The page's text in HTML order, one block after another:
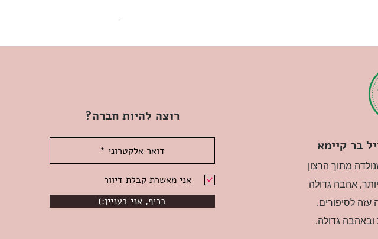
רוצה להיות חברה?
אני מאשרת קבלת דיוור
(:בכיף, אני בעניין
בר קיימא
מתוך הרצון
אהבה גדולה
עזה לסיפורים.
גדולה.